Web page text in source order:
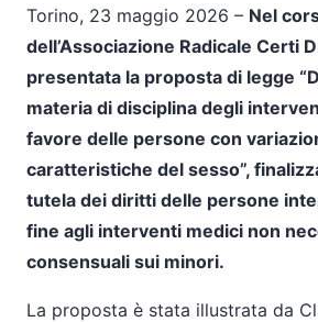
Torino, 23 maggio 2026 – Nel
dell’Associazione Radicale Certi
presentata la proposta di legge
materia di disciplina degli
favore delle persone con
caratteristiche del sesso”,
tutela dei diritti delle persone
fine agli interventi medici non
consensuali sui minori.
La proposta è stata illustrata da